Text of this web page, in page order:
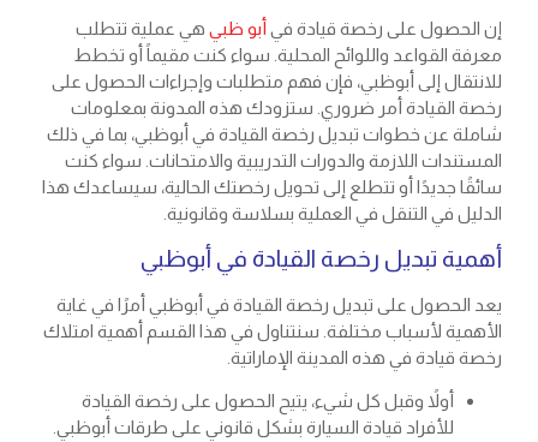
إن الحصول على رخصة قيادة في أبو ظبي هي عملية تتطلب
معرفة القواعد واللوائح المحلية. سواء كنت مقيماً أو تخطط
للانتقال إلى أبوظبي، فإن فهم متطلبات وإجراءات الحصول على
رخصة القيادة أمر ضروري. ستزودك هذه المدونة بمعلومات
شاملة عن خطوات تبديل رخصة القيادة في أبوظبي، بما في ذلك
المستندات اللازمة والدورات التدريبية والامتحانات. سواء كنت
سائقًا جديدًا أو تتطلع إلى تحويل رخصتك الحالية، سيساعدك هذا
الدليل في التنقل في العملية بسلاسة وقانونية.
أهمية تبديل رخصة القيادة في أبوظبي
يعد الحصول على تبديل رخصة القيادة في أبوظبي أمرًا في غاية
الأهمية لأسباب مختلفة. سنتناول في هذا القسم أهمية امتلاك
رخصة قيادة في هذه المدينة الإماراتية.
أولاً وقبل كل شيء، يتيح الحصول على رخصة القيادة
للأفراد قيادة السيارة بشكل قانوني على طرقات أبوظبي.